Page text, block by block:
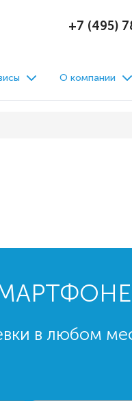
+7 (495)
О компании
в любом